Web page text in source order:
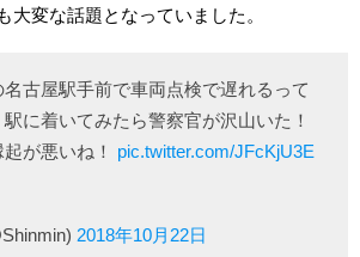
大変な話題となっていました。
古屋駅手前で車両点検で遅れるって
に着いてみたら警察官が沢山いた！
が悪いね！ pic.twitter.com/JFcKjU3E
2018年10月22日